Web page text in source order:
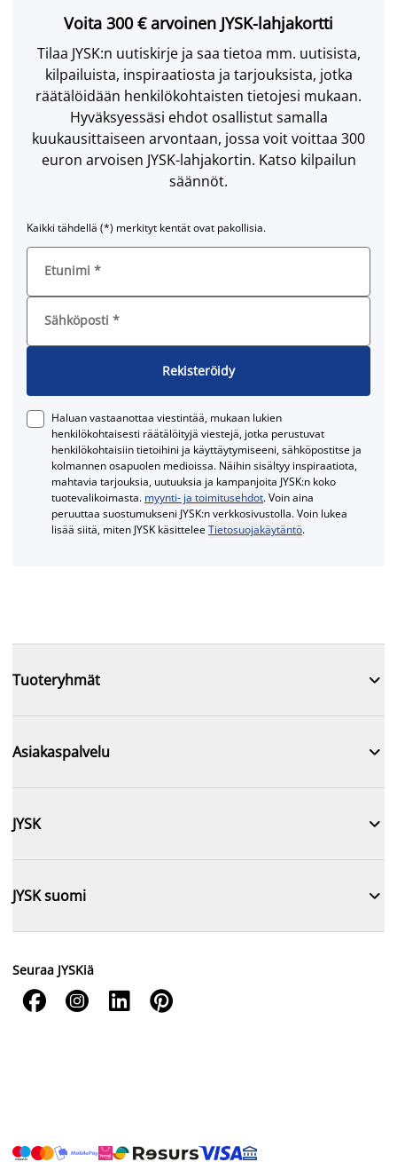
Voita 300 € arvoinen JYSK-lahjakortti
Tilaa JYSK:n uutiskirje ja saa tietoa mm. uutisista,
kilpailuista, inspiraatiosta ja tarjouksista, jotka
räätälöidään henkilökohtaisten tietojesi mukaan.
Hyväksyessäsi ehdot osallistut samalla
kuukausittaiseen arvontaan, jossa voit voittaa 300
euron arvoisen JYSK-lahjakortin. Katso kilpailun
säännöt.
Kaikki tähdellä (*) merkityt kentät ovat pakollisia.
Etunimi *
Sähköposti *
Rekisteröidy
Haluan vastaanottaa viestintää, mukaan lukien
henkilökohtaisesti räätälöityjä viestejä, jotka perustuvat
henkilökohtaisiin tietoihini ja käyttäytymiseeni, sähköpostitse ja
kolmannen osapuolen medioissa. Näihin sisältyy inspiraatiota,
mahtavia tarjouksia, uutuuksia ja kampanjoita JYSK:n koko
tuotevalikoimasta. myynti- ja toimitusehdot. Voin aina
peruuttaa suostumukseni JYSK:n verkkosivustolla. Voin lukea
lisää siitä, miten JYSK käsitteleeTietosuojakäytäntö.
Tuoteryhmät 
Asiakaspalvelu 
JYSK 
JYSK suomi 
Seuraa JYSKiä
   